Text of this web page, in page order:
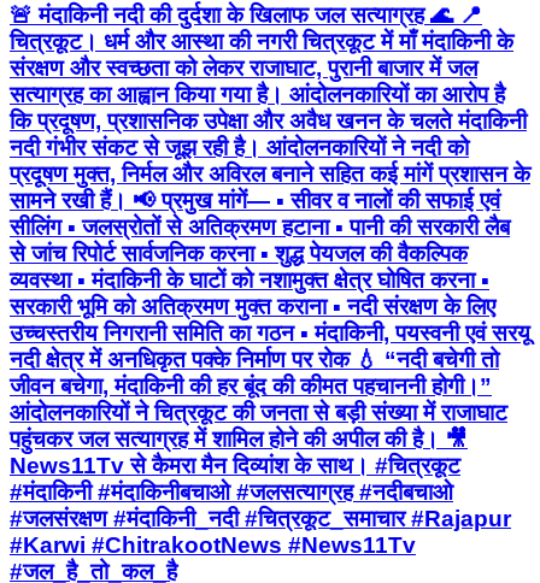
🚨 मंदाकिनी नदी की दुर्दशा के खिलाफ जल सत्याग्रह 🌊 📍
चित्रकूट। धर्म और आस्था की नगरी चित्रकूट में माँ मंदाकिनी के
संरक्षण और स्वच्छता को लेकर राजाघाट, पुरानी बाजार में जल
सत्याग्रह का आह्वान किया गया है। आंदोलनकारियों का आरोप है
कि प्रदूषण, प्रशासनिक उपेक्षा और अवैध खनन के चलते मंदाकिनी
नदी गंभीर संकट से जूझ रही है। आंदोलनकारियों ने नदी को
प्रदूषण मुक्त, निर्मल और अविरल बनाने सहित कई मांगें प्रशासन के
सामने रखी हैं। 📢 प्रमुख मांगें— ▪️ सीवर व नालों की सफाई एवं
सीलिंग ▪️ जलस्रोतों से अतिक्रमण हटाना ▪️ पानी की सरकारी लैब
से जांच रिपोर्ट सार्वजनिक करना ▪️ शुद्ध पेयजल की वैकल्पिक
व्यवस्था ▪️ मंदाकिनी के घाटों को नशामुक्त क्षेत्र घोषित करना ▪️
सरकारी भूमि को अतिक्रमण मुक्त कराना ▪️ नदी संरक्षण के लिए
उच्चस्तरीय निगरानी समिति का गठन ▪️ मंदाकिनी, पयस्वनी एवं सरयू
नदी क्षेत्र में अनधिकृत पक्के निर्माण पर रोक 💧 “नदी बचेगी तो
जीवन बचेगा, मंदाकिनी की हर बूंद की कीमत पहचाननी होगी।”
आंदोलनकारियों ने चित्रकूट की जनता से बड़ी संख्या में राजाघाट
पहुंचकर जल सत्याग्रह में शामिल होने की अपील की है। 🎥
News11Tv से कैमरा मैन दिव्यांश के साथ। #चित्रकूट
#मंदाकिनी #मंदाकिनीबचाओ #जलसत्याग्रह #नदीबचाओ
#जलसंरक्षण #मंदाकिनी_नदी #चित्रकूट_समाचार #Rajapur
#Karwi #ChitrakootNews #News11Tv
#जल_है_तो_कल_है